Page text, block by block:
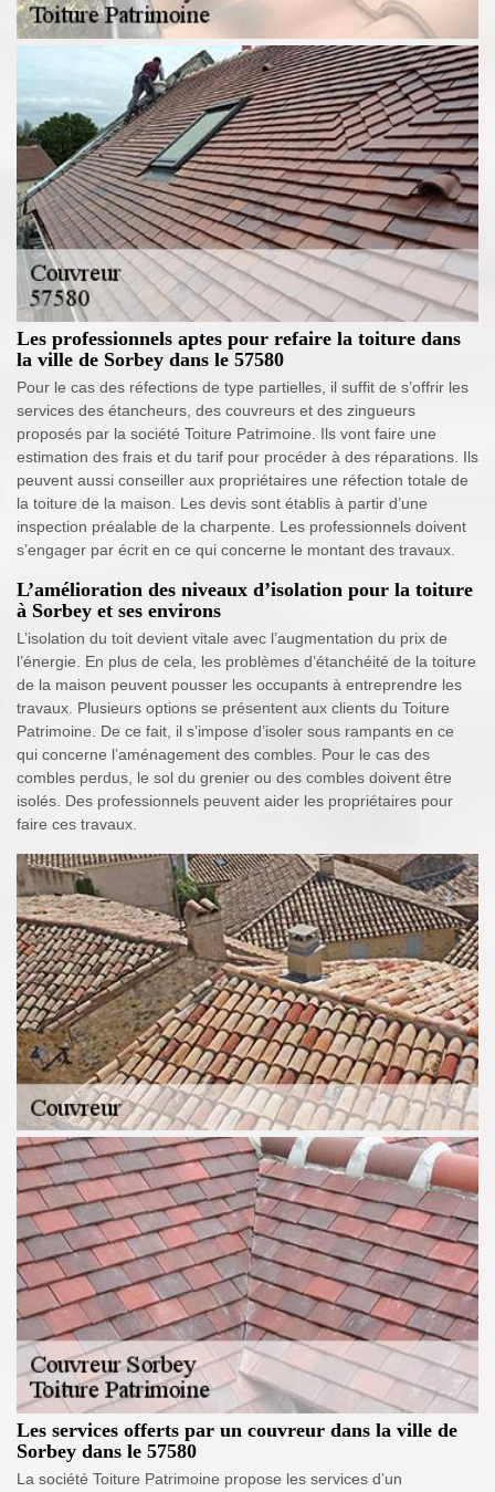
Les professionnels aptes pour refaire la toiture dans
la ville de Sorbey dans le 57580
Pour le cas des réfections de type partielles, il suffit de s’offrir les
services des étancheurs, des couvreurs et des zingueurs
proposés par la société Toiture Patrimoine. Ils vont faire une
estimation des frais et du tarif pour procéder à des réparations. Ils
peuvent aussi conseiller aux propriétaires une réfection totale de
la toiture de la maison. Les devis sont établis à partir d’une
inspection préalable de la charpente. Les professionnels doivent
s’engager par écrit en ce qui concerne le montant des travaux.
L’amélioration des niveaux d’isolation pour la toiture
à Sorbey et ses environs
L’isolation du toit devient vitale avec l’augmentation du prix de
l’énergie. En plus de cela, les problèmes d’étanchéité de la toiture
de la maison peuvent pousser les occupants à entreprendre les
travaux. Plusieurs options se présentent aux clients du Toiture
Patrimoine. De ce fait, il s’impose d’isoler sous rampants en ce
qui concerne l’aménagement des combles. Pour le cas des
combles perdus, le sol du grenier ou des combles doivent être
isolés. Des professionnels peuvent aider les propriétaires pour
faire ces travaux.
Les services offerts par un couvreur dans la ville de
Sorbey dans le 57580
La société Toiture Patrimoine propose les services d’un